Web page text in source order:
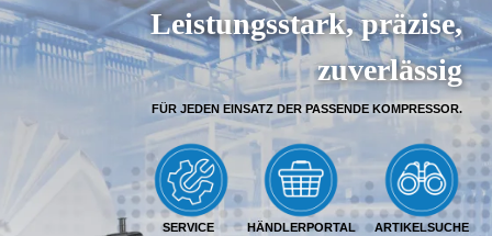
FÜR JEDEN EINSATZ DER PASSENDE KOMPRESSOR.
SERVICE
Leistungsstark, präzise,
zuverlässig
HÄNDLERPORTAL ARTIKELSUCHE